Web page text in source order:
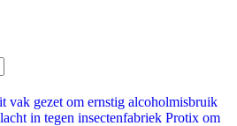
vak gezet om ernstig alcoholmisbruik
in tegen insectenfabriek Protix om